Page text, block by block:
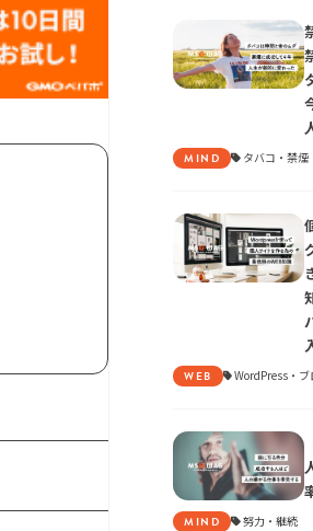
MIND タバコ 禁煙
WEB WordPress ブ
MIND 努力 継続